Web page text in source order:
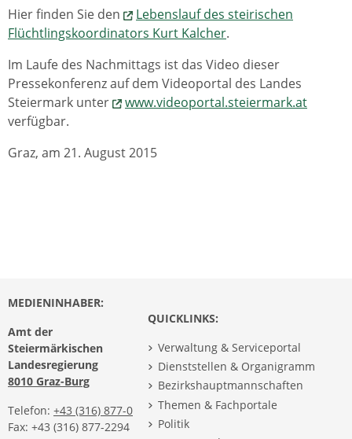
Hier finden Sie den
Lebenslauf des steirischen
Flüchtlingskoordinators Kurt Kalcher.
Im Laufe des Nachmittags ist das Video dieser
Pressekonferenz auf dem Videoportal des Landes
Steiermark unter
www.videoportal.steiermark.at
verfügbar.
Graz, am 21. August 2015
MEDIENINHABER:
Amt der
Steiermärkischen
Landesregierung
8010 Graz-Burg
Telefon: +43 (316) 877-0
Fax: +43 (316) 877-2294
QUICKLINKS:
Verwaltung & Serviceportal
Dienststellen & Organigramm
Bezirkshauptmannschaften
Themen & Fachportale
Politik